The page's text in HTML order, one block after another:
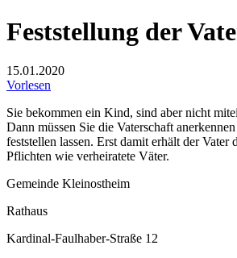
Feststellung der
15.01.2020
Vorlesen
Sie bekommen ein Kind, sind aber nicht
Dann müssen Sie die Vaterschaft
feststellen lassen. Erst damit erhält der Vater
Pflichten wie verheiratete Väter.
Gemeinde Kleinostheim
Rathaus
Kardinal-Faulhaber-Straße 12